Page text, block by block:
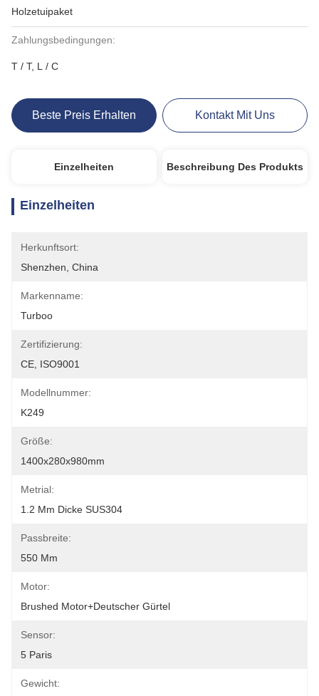
Holzetuipaket
Zahlungsbedingungen:
T / T, L / C
Beste Preis Erhalten Kontakt Mit Uns
Einzelheiten Beschreibung Des Produkts
Einzelheiten
Herkunftsort:
Shenzhen, China
Markenname:
Turboo
Zertifizierung:
CE, ISO9001
Modellnummer:
K249
Größe:
1400x280x980mm
Metrial:
1.2 Mm Dicke SUS304
Passbreite:
550 Mm
Motor:
Brushed Motor+Deutscher Gürtel
Sensor:
5 Paris
Gewicht: